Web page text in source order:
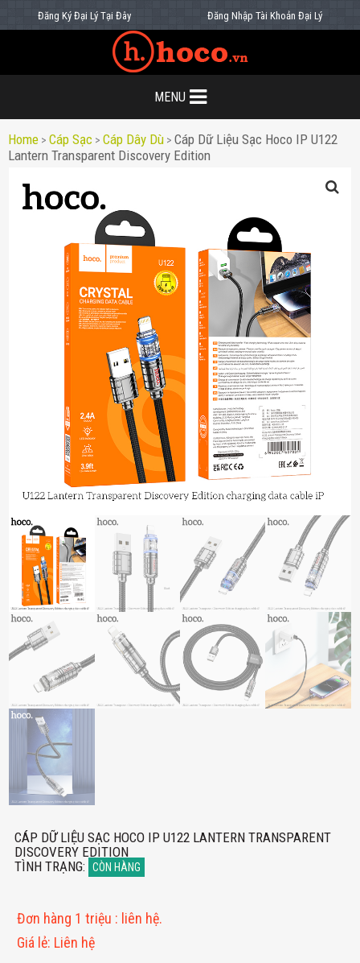
Đăng Ký Đại Lý Tại Đây Đăng Nhập Tài Khoản Đại Lý
MENU
Home > Cáp Sạc > Cáp Dây Dù > Cáp Dữ Liệu Sạc Hoco IP U122
Lantern Transparent Discovery Edition
CÁP DỮ LIỆU SẠC HOCO IP U122 LANTERN TRANSPARENT
DISCOVERY EDITION
TÌNH TRẠNG: CÒN HÀNG
Đơn hàng 1 triệu : liên hệ.
Giá lẻ: Liên hệ